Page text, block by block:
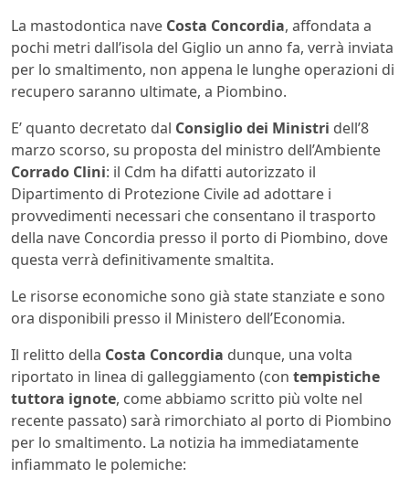
La mastodontica nave Costa Concordia, affondata a
pochi metri dall’isola del Giglio un anno fa, verrà inviata
per lo smaltimento, non appena le lunghe operazioni di
recupero saranno ultimate, a Piombino.
E’ quanto decretato dal Consiglio dei Ministri dell’8
marzo scorso, su proposta del ministro dell’Ambiente
Corrado Clini: il Cdm ha difatti autorizzato il
Dipartimento di Protezione Civile ad adottare i
provvedimenti necessari che consentano il trasporto
della nave Concordia presso il porto di Piombino, dove
questa verrà definitivamente smaltita.
Le risorse economiche sono già state stanziate e sono
ora disponibili presso il Ministero dell’Economia.
Il relitto della Costa Concordia dunque, una volta
riportato in linea di galleggiamento (con tempistiche
tuttora ignote, come abbiamo scritto più volte nel
recente passato) sarà rimorchiato al porto di Piombino
per lo smaltimento. La notizia ha immediatamente
infiammato le polemiche: